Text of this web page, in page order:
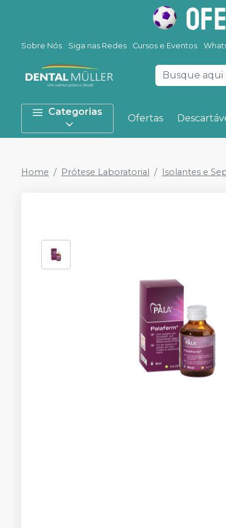
Sobre Nós Siga nas Redes Cursos e Eventos
Categorias
Ofertas
Home Prótese Laboratorial Isolantes e